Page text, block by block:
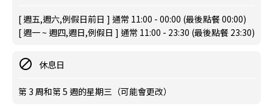
[ 週五,週六,例假日前日 ] 通常 11:00 - 00:00 (最後點餐 00:00)
[ 週一 ~ 週四,週日,例假日 ] 通常 11:00 - 23:30 (最後點餐 23:30)
休息日
第 3 周和第 5 週的星期三（可能會更改）